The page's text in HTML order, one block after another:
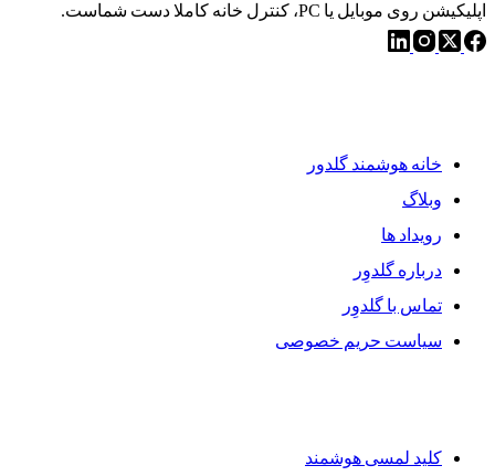
اپلیکیشن روی موبایل یا PC، کنترل خانه کاملا دست شماست.
خانه هوشمند گلدور
وبلاگ
رویداد ها
درباره گلدوِر
تماس با گلدوِر
سیاست حریم خصوصی
کلید لمسی هوشمند